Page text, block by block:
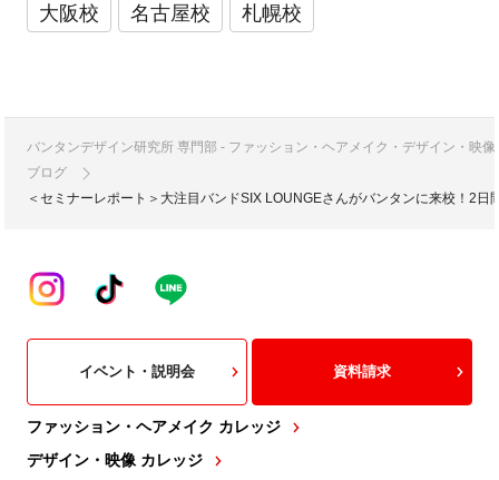
大阪校
名古屋校 札幌校
バンタンデザイン研究所 専門部 - ファッション・ヘアメイク・デザイン・映
ブログ
＜セミナーレポート＞大注目バンドSIX LOUNGEさんがバンタンに来校！2
ファッション・ヘアメイク カレッジ
デザイン・映像 カレッジ
イベント・説明会 資料請求